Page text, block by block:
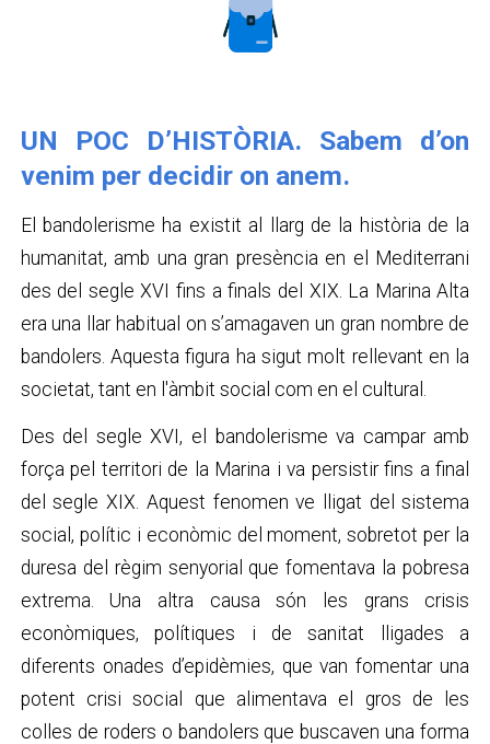
UN POC D’HISTÒRIA. Sabem d’on
venim per decidir on anem.
El bandolerisme ha existit al llarg de la història de la
humanitat, amb una gran presència en el Mediterrani
des del segle XVI fins a finals del XIX. La Marina Alta
era una llar habitual on s’amagaven un gran nombre de
bandolers. Aquesta figura ha sigut molt rellevant en la
societat, tant en l'àmbit social com en el cultural.
Des del segle XVI, el bandolerisme va campar amb
força pel territori de la Marina i va persistir fins a final
del segle XIX. Aquest fenomen ve lligat del sistema
social, polític i econòmic del moment, sobretot per la
duresa del règim senyorial que fomentava la pobresa
extrema. Una altra causa són les grans crisis
econòmiques, polítiques i de sanitat lligades a
diferents onades d’epidèmies, que van fomentar una
potent crisi social que alimentava el gros de les
colles de roders o bandolers que buscaven una forma